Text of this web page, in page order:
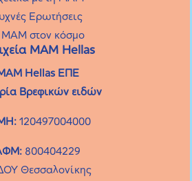
10
Eρωτήσεις
στον κόσμο
ΜΑΜ Hellas
Hellas ΕΠΕ
Βρεφικών ειδών
120497004000
800404229
Θεσσαλονίκης